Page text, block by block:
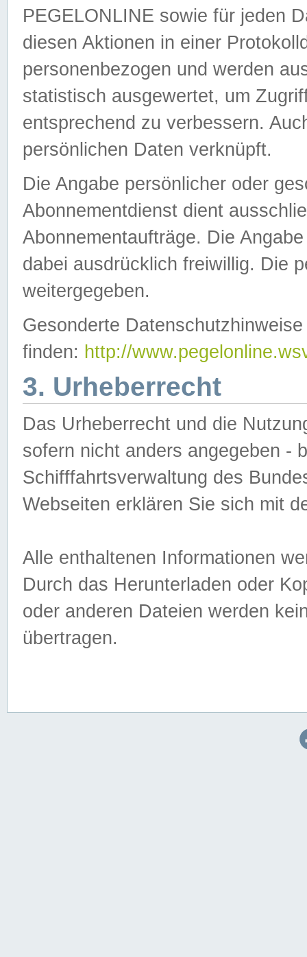
PEGELONLINE sowie für jeden
diesen Aktionen in einer
personenbezogen und werden
statistisch ausgewertet, um
entsprechend zu verbessern.
persönlichen Daten verknüpft.
Die Angabe persönlicher oder
Abonnementdienst dient
Abonnementaufträge. Die
dabei ausdrücklich freiwillig. Die
weitergegeben.
Gesonderte
finden: http://
3. Urheberrecht
Das Urheberrecht und die
sofern nicht anders angegeben -
Schifffahrtsverwaltung des
Webseiten erklären Sie sich mit
Alle enthaltenen Informationen
Durch das Herunterladen oder
oder anderen Dateien werden
übertragen.